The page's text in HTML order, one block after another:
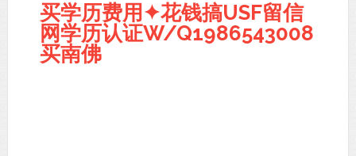
买学历费用✦花钱搞USF留信
网学历认证W/Q1986543008
买南佛